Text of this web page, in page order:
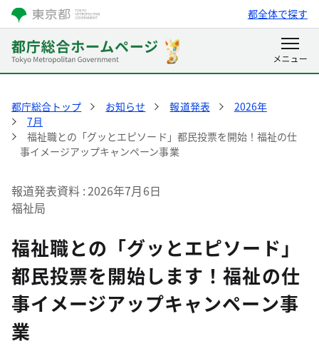
都全体で探す
都庁総合トップ お知らせ 報道発表
2026年
7月
福祉職との「グッとエピソード」都民投票を開始！福祉の仕
事イメージアップキャンペーン事業
報道発表資料 2026年7月6日
福祉局
福祉職との「グッとエピソード」
都民投票を開始します！福祉の仕
事イメージアップキャンペーン事
業